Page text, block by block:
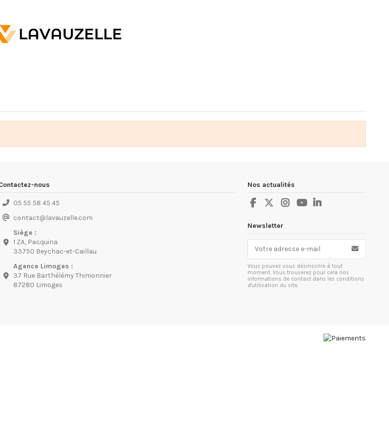
nous
05 55 58 45 45
contact@lavauzelle.com
Siège :
1 ZA, Pasquina
33750 Beychac-et-Caillau
Agence Limoges :
37 Rue Barthélémy Thimonnier
87280 Limoges
Nos actualités
Newsletter
Vous pouvez vous désinscrire à tout
moment. Vous trouverez pour cela nos
informations de contact dans les conditions
d'utilisation du site.